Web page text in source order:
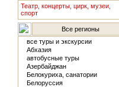
Театр, концерты, цирк, музеи,
спорт
Все регионы
все туры и экскурсии
Абхазия
автобусные туры
Азербайджан
Белокуриха, санатории
Белоруссия